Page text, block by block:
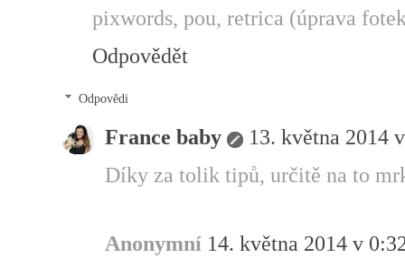
pixwords, pou, retrica (úprava
Odpovědět
Odpovědi
France baby
13. května 2014
Díky za tolik tipů, určitě na to
Anonymní 14. května 2014 v